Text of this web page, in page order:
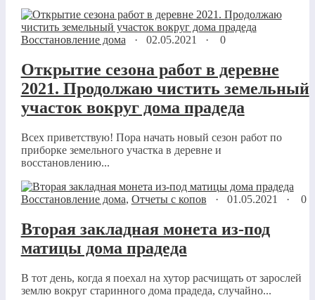
Восстановление дома · 02.05.2021 · 0
Открытие сезона работ в деревне
2021. Продолжаю чистить земельный
участок вокруг дома прадеда
Всех приветствую! Пора начать новый сезон работ по
приборке земельного участка в деревне и
восстановлению...
Восстановление дома, Отчеты с копов · 01.05.2021 · 0
Вторая закладная монета из-под
матицы дома прадеда
В тот день, когда я поехал на хутор расчищать от зарослей
землю вокруг старинного дома прадеда, случайно...